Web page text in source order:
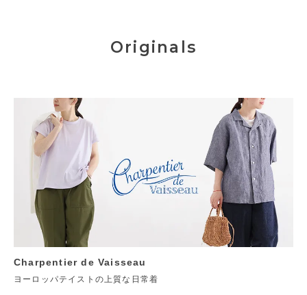
Originals
Charpentier de Vaisseau
ヨーロッパテイストの上質な日常着